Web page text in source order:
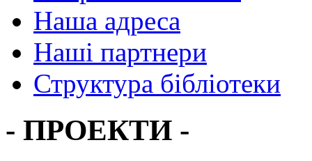
Наша адреса
Наші партнери
Структура бібліотеки
- ПРОЕКТИ -